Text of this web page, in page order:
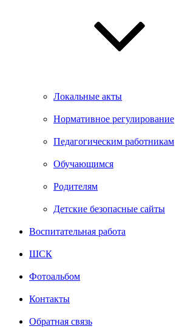
Локальные акты
Нормативное регулирование
Педагогическим работникам
Обучающимся
Родителям
Детские безопасные сайты
Воспитательная работа
ШСК
Фотоальбом
Контакты
Обратная связь